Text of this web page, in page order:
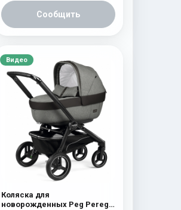
Сообщить
Видео
Коляска для
новорожденных Peg Perego